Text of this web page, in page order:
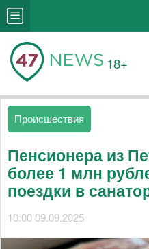
18+
Происшествия
Пенсионера из
более 1 млн
поездки в
10:00 09.09.2025